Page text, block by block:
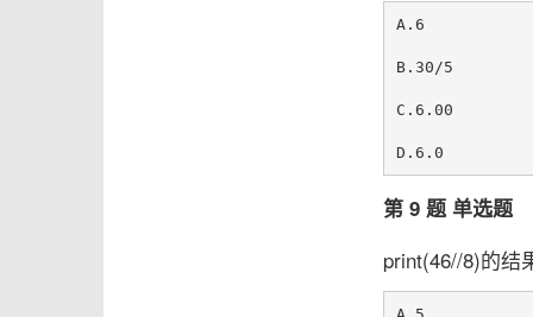
A.6
B.30/5
C.6.00
第 9 题 单选题
print(46//8)的结
A.5